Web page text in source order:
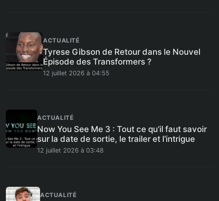
ACTUALITÉ
Tyrese Gibson de Retour dans le Nouvel
Épisode des Transformers ?
12 juillet 2026 à 04:55
ACTUALITÉ
Now You See Me 3 : Tout ce qu’il faut savoir
sur la date de sortie, le trailer et l’intrigue
12 juillet 2026 à 03:48
ACTUALITÉ